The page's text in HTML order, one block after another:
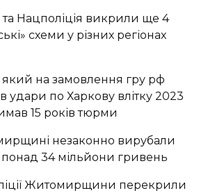
Нацполіція викрили ще 4
схеми у різних регіонах
на замовлення гру рф
удари по Харкову влітку 2023
15 років тюрми
незаконно вирубали
34 мільйони гривень
Житомирщини перекрили